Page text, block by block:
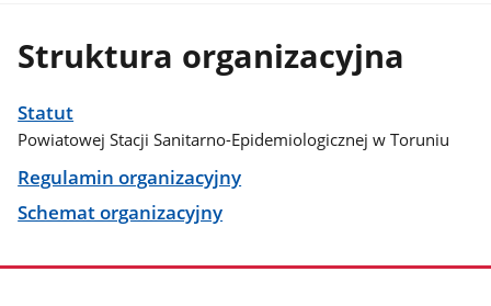
Struktura organizacyjna
Statut
Powiatowej Stacji Sanitarno-Epidemiologicznej w Toruniu
Regulamin organizacyjny
Schemat organizacyjny